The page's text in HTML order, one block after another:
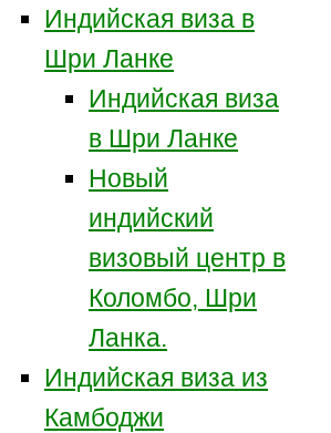
Индийская виза в
Шри Ланке
Индийская виза
в Шри Ланке
Новый
индийский
визовый центр в
Коломбо, Шри
Ланка.
Индийская виза из
Камбоджи